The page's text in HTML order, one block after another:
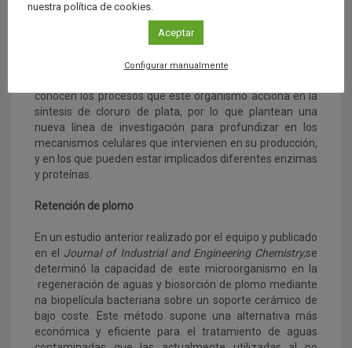
sp. 3S1 podría ser al mismo tiempo que un
biorremediador más eficaz y económico que los
conocidos hasta el momento, una fuente eficiente para
conocen los procesos que este organismo acciona en la
síntesis de cloruro de plata, por lo que plantean una
nueva línea de investigación para profundizar en los
mecanismos celulares que intervienen en su producción,
y en los que pueden estar implicados diferentes enzimas
y proteínas.
Retención de plomo
En un estudio anterior realizado por el equipo y publicado
en el Journal of Industrial and Engineering Chemistry,se
determinó la capacidad de este microorganismo en la
regeneración de aguas y biosorción de plomo mediante
na biopelícula bacteriana sobre un soporte cerámico de
bajo coste. Este método supone una alternativa más
económica y eficiente para el tratamiento de aguas
nuestra política de cookies.
Aceptar
Configurar manualmente